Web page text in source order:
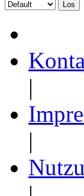
|
|